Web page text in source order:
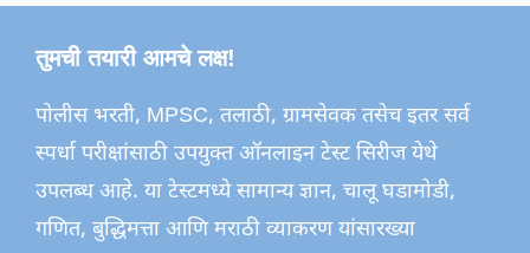
तुमची तयारी आमचे लक्ष!
पोलीस भरती, MPSC, तलाठी, ग्रामसेवक तसेच इतर सर्व
स्पर्धा परीक्षांसाठी उपयुक्त ऑनलाइन टेस्ट सिरीज येथे
उपलब्ध आहे. या टेस्टमध्ये सामान्य ज्ञान, चालू घडामोडी,
गणित, बुद्धिमत्ता आणि मराठी व्याकरण यांसारख्या